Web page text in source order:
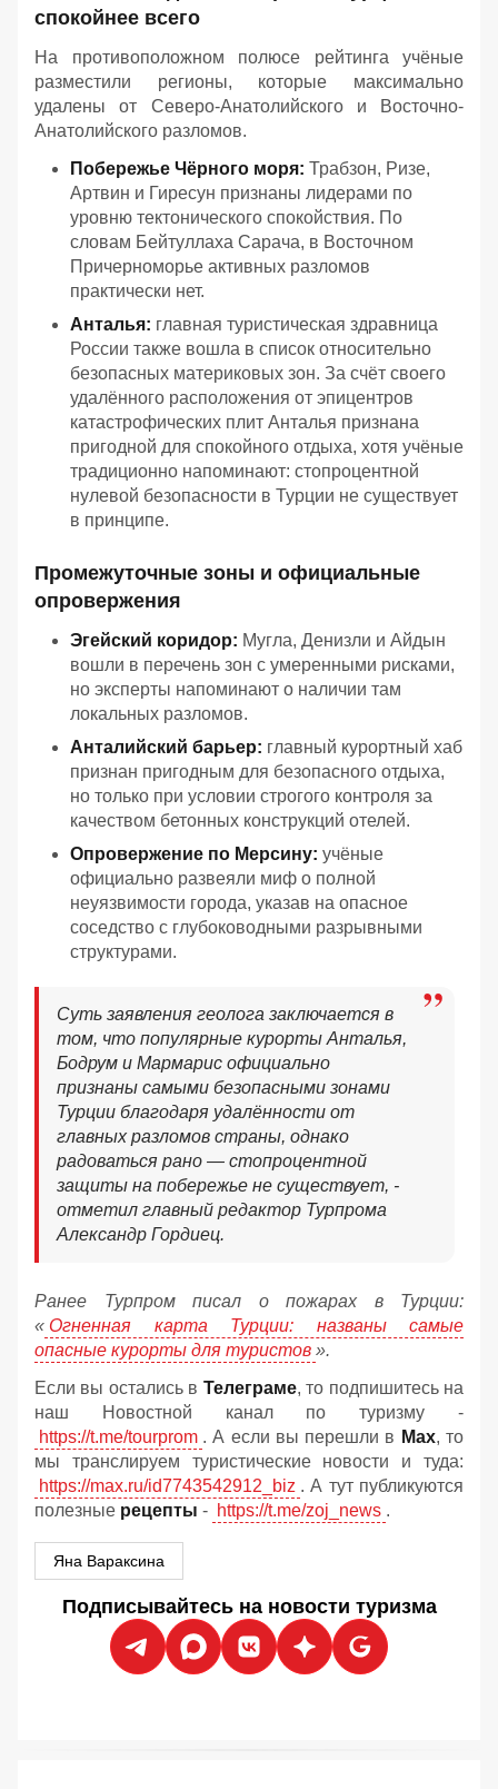
спокойнее всего
На противоположном полюсе рейтинга учёные
разместили регионы, которые максимально
удалены от Северо-Анатолийского и Восточно-
Анатолийского разломов.
Побережье Чёрного моря: Трабзон, Ризе,
Артвин и Гиресун признаны лидерами по
уровню тектонического спокойствия. По
словам Бейтуллаха Сарача, в Восточном
Причерноморье активных разломов
практически нет.
Анталья: главная туристическая здравница
России также вошла в список относительно
безопасных материковых зон. За счёт своего
удалённого расположения от эпицентров
катастрофических плит Анталья признана
пригодной для спокойного отдыха, хотя учёные
традиционно напоминают: стопроцентной
нулевой безопасности в Турции не существует
в принципе.
Промежуточные зоны и официальные
опровержения
Эгейский коридор: Мугла, Денизли и Айдын
вошли в перечень зон с умеренными рисками,
но эксперты напоминают о наличии там
локальных разломов.
Анталийский барьер: главный курортный хаб
признан пригодным для безопасного отдыха,
но только при условии строгого контроля за
качеством бетонных конструкций отелей.
Опровержение по Мерсину: учёные
официально развеяли миф о полной
неуязвимости города, указав на опасное
соседство с глубоководными разрывными
структурами.
Суть заявления геолога заключается в
том, что популярные курорты Анталья,
Бодрум и Мармарис официально
признаны самыми безопасными зонами
Турции благодаря удалённости от
главных разломов страны, однако
радоваться рано — стопроцентной
защиты на побережье не существует, -
отметил главный редактор Турпрома
Александр Гордиец.
Ранее Турпром писал о пожарах в Турции:
« Огненная карта Турции: названы самые
опасные курорты для туристов ».
Если вы остались в Телеграме, то подпишитесь на
наш Новостной канал по туризму -
https://t.me/tourprom . А если вы перешли в Мах, то
мы транслируем туристические новости и туда:
https://max.ru/id7743542912_biz . А тут публикуются
полезные рецепты - https://t.me/zoj_news .
Яна Вараксина
Подписывайтесь на новости туризма